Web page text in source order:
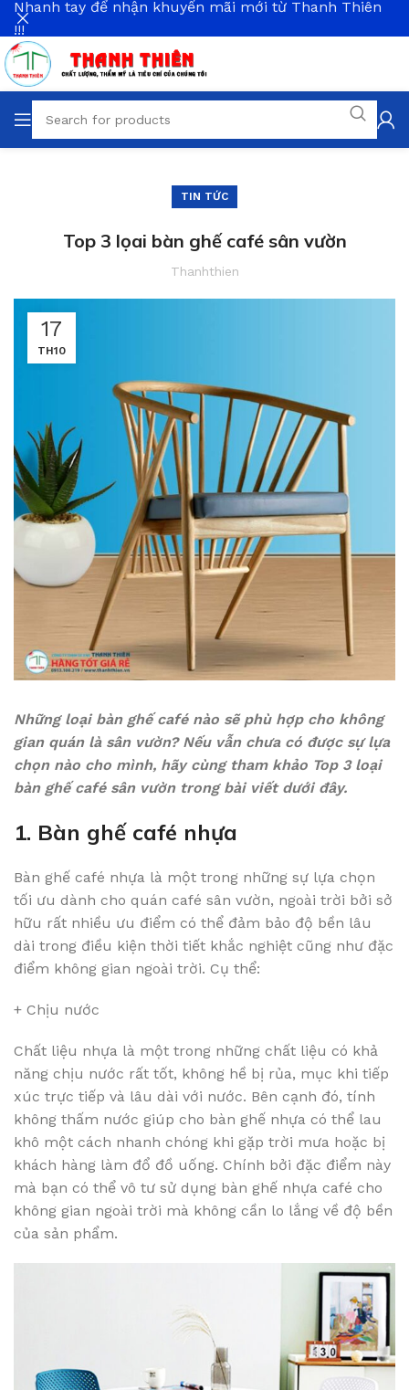
TIN TỨC
Top 3 lọai bàn ghế café sân vườn
Thanhthien
17
TH10
Những loại bàn ghế café nào sẽ phù hợp cho không
gian quán là sân vườn? Nếu vẫn chưa có được sự lựa
chọn nào cho mình, hãy cùng tham khảo Top 3 loại
bàn ghế café sân vườn trong bài viết dưới đây.
1. Bàn ghế café nhựa
Bàn ghế café nhựa là một trong những sự lựa chọn
tối ưu dành cho quán café sân vườn, ngoài trời bởi sở
hữu rất nhiều ưu điểm có thể đảm bảo độ bền lâu
dài trong điều kiện thời tiết khắc nghiệt cũng như đặc
điểm không gian ngoài trời. Cụ thể:
+ Chịu nước
Chất liệu nhựa là một trong những chất liệu có khả
năng chịu nước rất tốt, không hề bị rủa, mục khi tiếp
xúc trực tiếp và lâu dài với nước. Bên cạnh đó, tính
không thấm nước giúp cho bàn ghế nhựa có thể lau
khô một cách nhanh chóng khi gặp trời mưa hoặc bị
khách hàng làm đổ đồ uống. Chính bởi đặc điểm này
mà bạn có thể vô tư sử dụng bàn ghế nhựa café cho
không gian ngoài trời mà không cần lo lắng về độ bền
của sản phẩm.
Nhanh tay để nhận khuyến mãi mới từ Thanh Thiên
!!!